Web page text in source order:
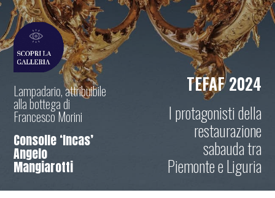
Lampadario, attribuibile
alla bottega di
Francesco Morini
Consolle ‘Incas’
Angelo
Mangiarotti
TEFAF 2024
I protagonisti della
restaurazione
sabauda tra
Piemonte e Liguria